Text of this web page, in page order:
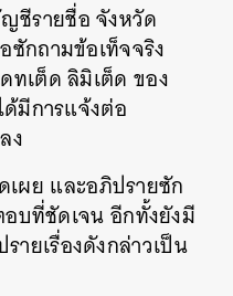
ชีรายชื่อ จังหวัด
กถามข้อเท็จจริง
เต็ด ลิมิเต็ด ของ
มีการแจ้งต่อ
ง
ผย และอภิปรายซัก
บที่ชัดเจน อีกทั้งยังมี
ายเรื่องดังกล่าวเป็น